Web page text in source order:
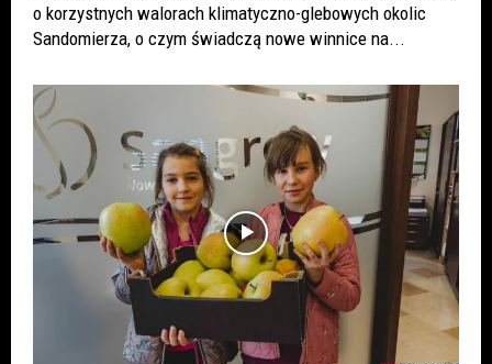
o korzystnych walorach klimatyczno-glebowych okolic
Sandomierza, o czym świadczą nowe winnice na...